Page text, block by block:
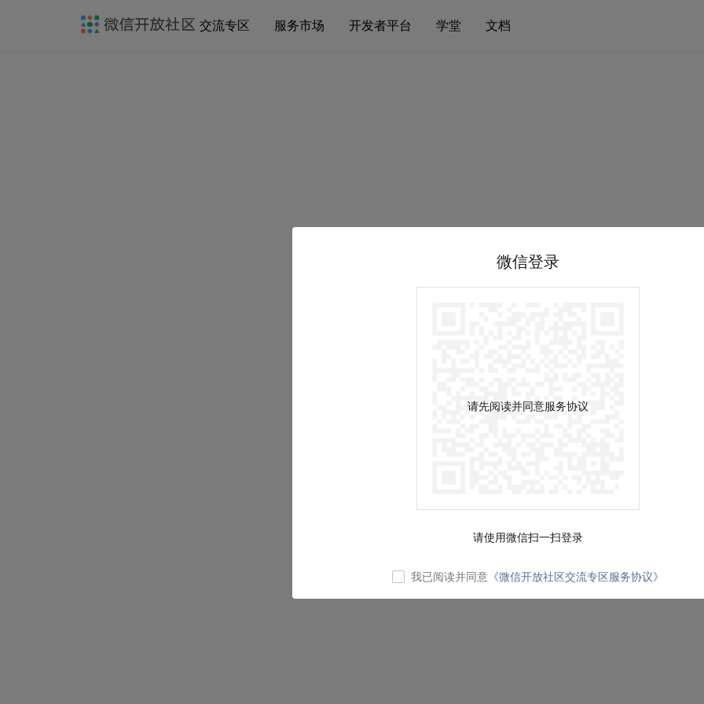
交流专区 服务市场 开发者平台 学堂 文档
微信登录
请先阅读并同意服务协议
请使用微信扫一扫登录
我已阅读并同意 《微信开放社区交流专区服务协议》